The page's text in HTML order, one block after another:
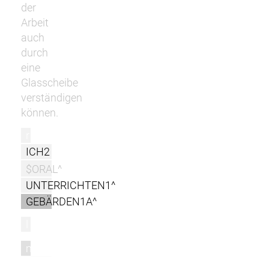
der
Arbeit
auch
durch
eine
Glasscheibe
verständigen
können.
ICH2
$ORAL^
UNTERRICHTEN1^
GEBÄRDEN1A^
m